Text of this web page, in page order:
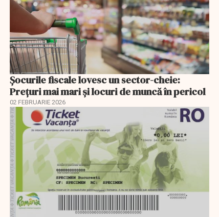
Șocurile fiscale lovesc un sector-cheie:
Prețuri mai mari și locuri de muncă în pericol
02 FEBRUARIE 2026